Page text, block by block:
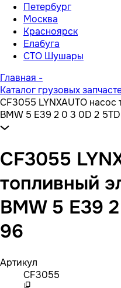
Петербург
Москва
Красноярск
Елабуга
СТО Шушары
Главная -
Каталог грузовых
CF3055 LYNXAUTO
BMW 5 E39 2 0 3 0D 2
CF3055
топливный
BMW 5 E39
96
Артикул
CF3055